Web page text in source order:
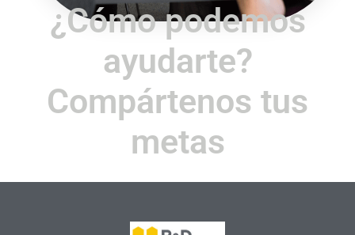
¿Cómo podemos
ayudarte?
Compártenos tus
metas